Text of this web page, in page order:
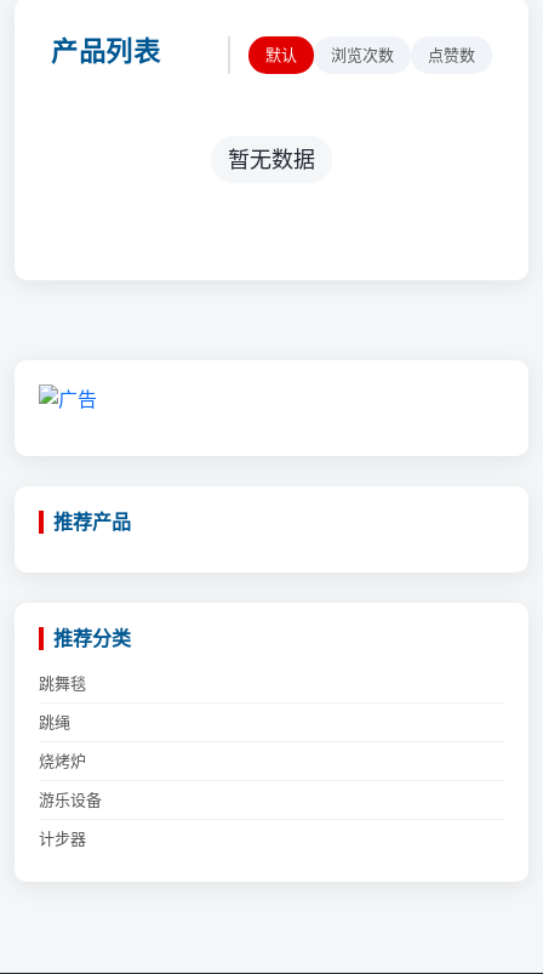
产品列表 默认 浏览次数 点赞数
暂无数据
推荐产品
推荐分类
跳舞毯
跳绳
烧烤炉
游乐设备
计步器